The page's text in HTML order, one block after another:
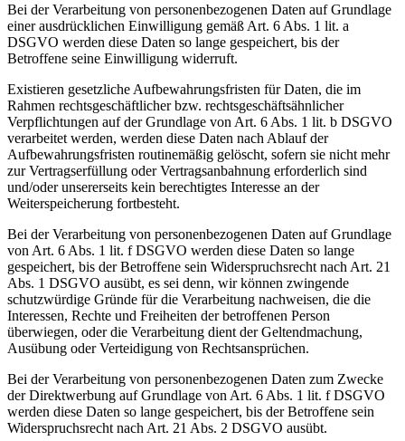
Bei der Verarbeitung von personenbezogenen Daten auf Grundlage
einer ausdrücklichen Einwilligung gemäß Art. 6 Abs. 1 lit. a
DSGVO werden diese Daten so lange gespeichert, bis der
Betroffene seine Einwilligung widerruft.
Existieren gesetzliche Aufbewahrungsfristen für Daten, die im
Rahmen rechtsgeschäftlicher bzw. rechtsgeschäftsähnlicher
Verpflichtungen auf der Grundlage von Art. 6 Abs. 1 lit. b DSGVO
verarbeitet werden, werden diese Daten nach Ablauf der
Aufbewahrungsfristen routinemäßig gelöscht, sofern sie nicht mehr
zur Vertragserfüllung oder Vertragsanbahnung erforderlich sind
und/oder unsererseits kein berechtigtes Interesse an der
Weiterspeicherung fortbesteht.
Bei der Verarbeitung von personenbezogenen Daten auf Grundlage
von Art. 6 Abs. 1 lit. f DSGVO werden diese Daten so lange
gespeichert, bis der Betroffene sein Widerspruchsrecht nach Art. 21
Abs. 1 DSGVO ausübt, es sei denn, wir können zwingende
schutzwürdige Gründe für die Verarbeitung nachweisen, die die
Interessen, Rechte und Freiheiten der betroffenen Person
überwiegen, oder die Verarbeitung dient der Geltendmachung,
Ausübung oder Verteidigung von Rechtsansprüchen.
Bei der Verarbeitung von personenbezogenen Daten zum Zwecke
der Direktwerbung auf Grundlage von Art. 6 Abs. 1 lit. f DSGVO
werden diese Daten so lange gespeichert, bis der Betroffene sein
Widerspruchsrecht nach Art. 21 Abs. 2 DSGVO ausübt.